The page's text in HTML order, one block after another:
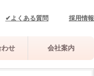
✔よくある質問 採用情報
わせ 会社案内